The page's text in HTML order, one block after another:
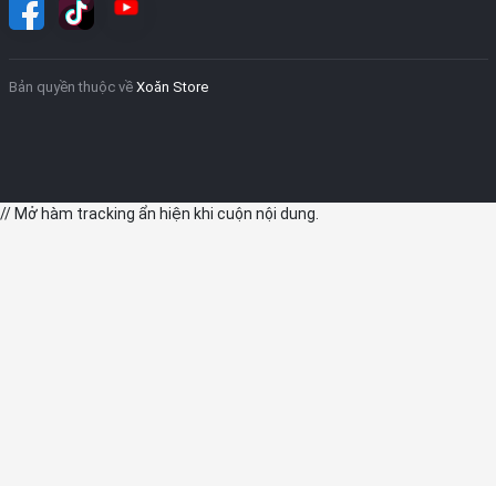
Bản quyền thuộc về Xoăn Store
// Mở hàm tracking ẩn hiện khi cuộn nội dung.